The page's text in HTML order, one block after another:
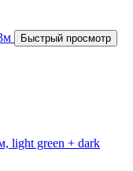
Быстрый просмотр